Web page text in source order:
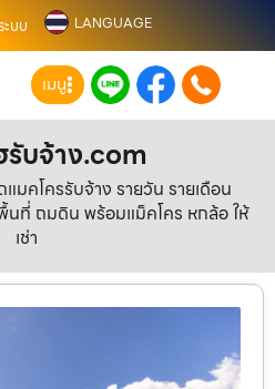
ะบบ LANGUAGE
เมนู
รับจ้าง.com
มคโครรับจ้าง รายวัน รายเดือน
นที่ ถมดิน พร้อมแม็คโคร หกล้อ ให้
เช่า